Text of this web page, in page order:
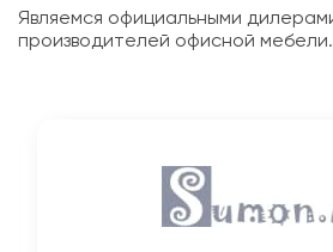
Являемся официальными
производителей офисной мебели.